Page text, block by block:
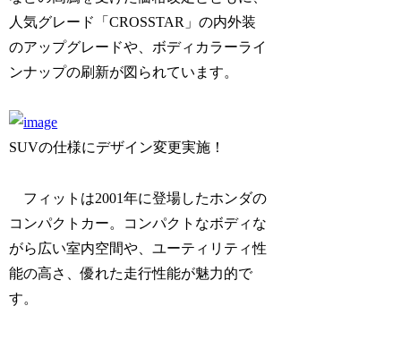
人気グレード「CROSSTAR」の内外装
のアップグレードや、ボディカラーライ
ンナップの刷新が図られています。
SUVの仕様にデザイン変更実施！
フィットは2001年に登場したホンダの
コンパクトカー。コンパクトなボディな
がら広い室内空間や、ユーティリティ性
能の高さ、優れた走行性能が魅力的で
す。